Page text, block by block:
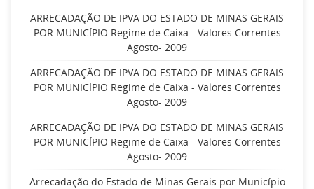
ARRECADAÇÃO DE IPVA DO ESTADO DE MINAS GERAIS
POR MUNICÍPIO Regime de Caixa - Valores Correntes
Agosto- 2009
ARRECADAÇÃO DE IPVA DO ESTADO DE MINAS GERAIS
POR MUNICÍPIO Regime de Caixa - Valores Correntes
Agosto- 2009
ARRECADAÇÃO DE IPVA DO ESTADO DE MINAS GERAIS
POR MUNICÍPIO Regime de Caixa - Valores Correntes
Agosto- 2009
Arrecadação do Estado de Minas Gerais por Município